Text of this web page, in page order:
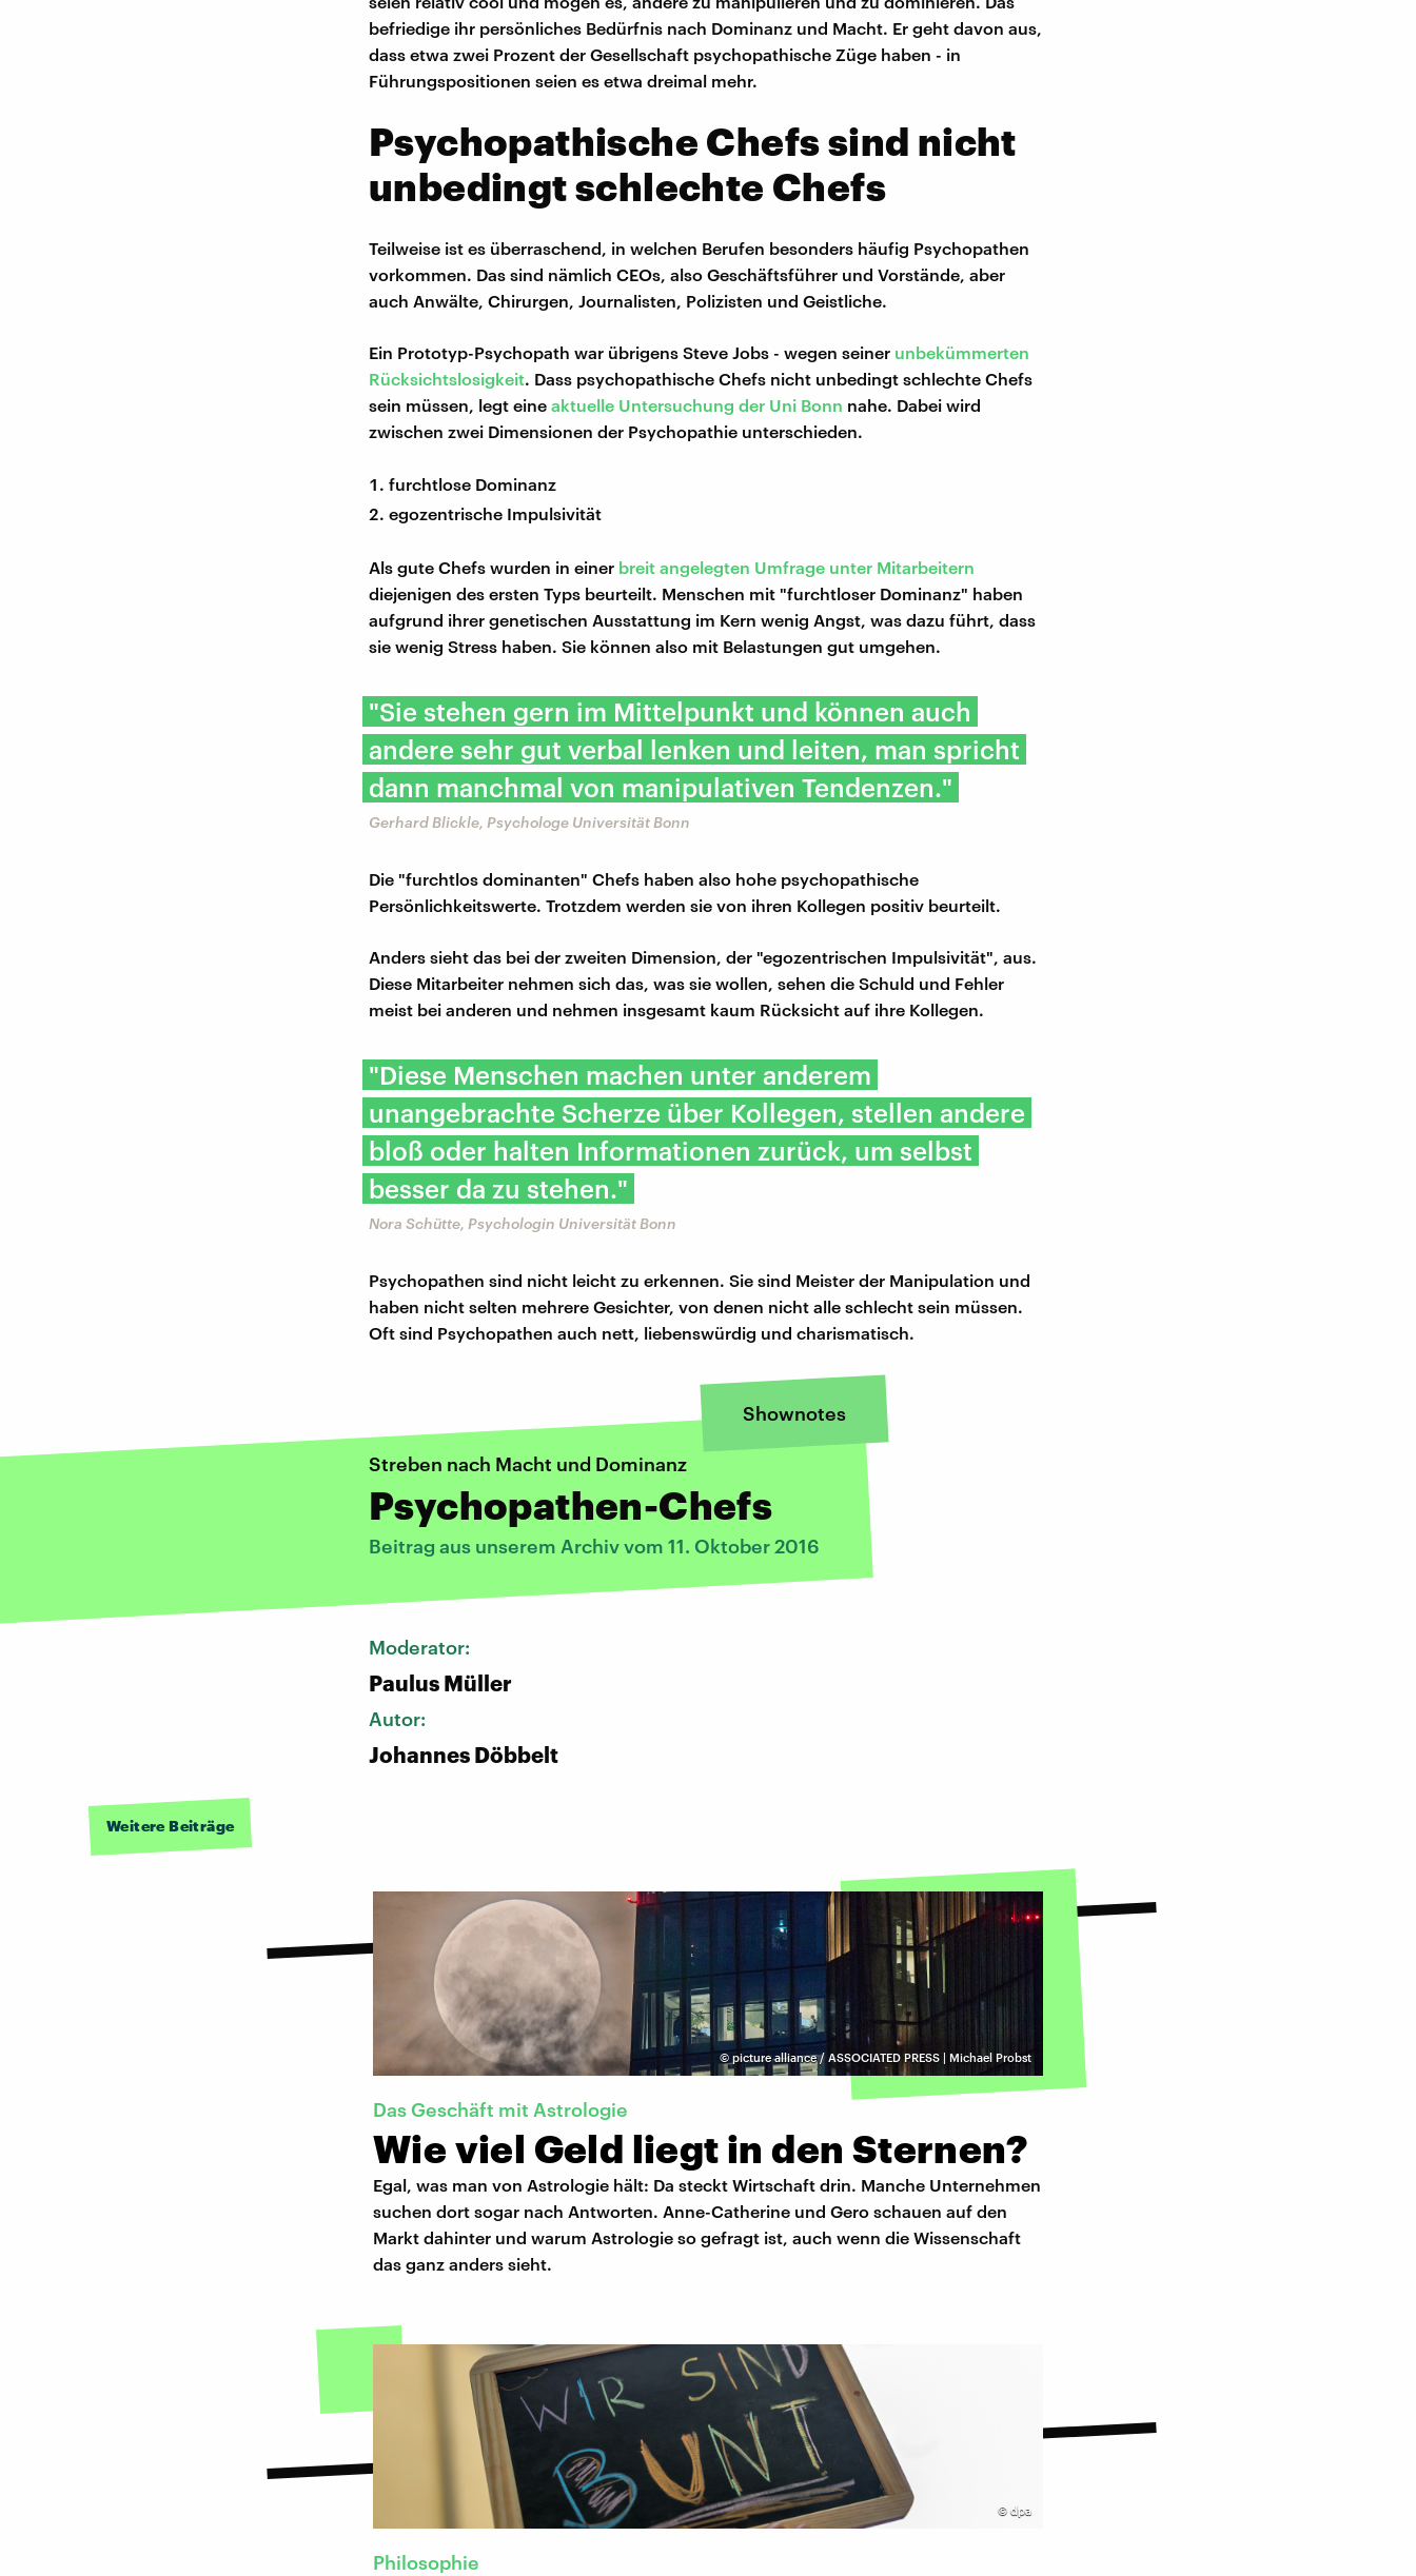
befriedige ihr persönliches Bedürfnis nach Dominanz und Macht. Er geht davon aus,
dass etwa zwei Prozent der Gesellschaft psychopathische Züge haben - in
Führungspositionen seien es etwa dreimal mehr.
Psychopathische Chefs sind nicht
unbedingt schlechte Chefs
Teilweise ist es überraschend, in welchen Berufen besonders häufig Psychopathen
vorkommen. Das sind nämlich CEOs, also Geschäftsführer und Vorstände, aber
auch Anwälte, Chirurgen, Journalisten, Polizisten und Geistliche.
Ein Prototyp-Psychopath war übrigens Steve Jobs - wegen seiner unbekümmerten
Rücksichtslosigkeit. Dass psychopathische Chefs nicht unbedingt schlechte Chefs
sein müssen, legt eine aktuelle Untersuchung der Uni Bonn nahe. Dabei wird
zwischen zwei Dimensionen der Psychopathie unterschieden.
furchtlose Dominanz
egozentrische Impulsivität
Als gute Chefs wurden in einer breit angelegten Umfrage unter Mitarbeitern
diejenigen des ersten Typs beurteilt. Menschen mit "furchtloser Dominanz" haben
aufgrund ihrer genetischen Ausstattung im Kern wenig Angst, was dazu führt, dass
sie wenig Stress haben. Sie können also mit Belastungen gut umgehen.
"Sie stehen gern im Mittelpunkt und können auch
andere sehr gut verbal lenken und leiten, man spricht
dann manchmal von manipulativen Tendenzen."
Gerhard Blickle, Psychologe Universität Bonn
Die "furchtlos dominanten" Chefs haben also hohe psychopathische
Persönlichkeitswerte. Trotzdem werden sie von ihren Kollegen positiv beurteilt.
Anders sieht das bei der zweiten Dimension, der "egozentrischen Impulsivität", aus.
Diese Mitarbeiter nehmen sich das, was sie wollen, sehen die Schuld und Fehler
meist bei anderen und nehmen insgesamt kaum Rücksicht auf ihre Kollegen.
"Diese Menschen machen unter anderem
unangebrachte Scherze über Kollegen, stellen andere
bloß oder halten Informationen zurück, um selbst
besser da zu stehen."
Nora Schütte, Psychologin Universität Bonn
Psychopathen sind nicht leicht zu erkennen. Sie sind Meister der Manipulation und
haben nicht selten mehrere Gesichter, von denen nicht alle schlecht sein müssen.
Oft sind Psychopathen auch nett, liebenswürdig und charismatisch.
Shownotes
Streben nach Macht und Dominanz
Psychopathen-Chefs
Beitrag aus unserem Archiv vom 11. Oktober 2016
Moderator:
Paulus Müller
Autor:
Johannes Döbbelt
Weitere Beiträge
© picture alliance / ASSOCIATED PRESS | Michael Probst
Das Geschäft mit Astrologie
Wie viel Geld liegt in den Sternen?
Egal, was man von Astrologie hält: Da steckt Wirtschaft drin. Manche Unternehmen
suchen dort sogar nach Antworten. Anne-Catherine und Gero schauen auf den
Markt dahinter und warum Astrologie so gefragt ist, auch wenn die Wissenschaft
das ganz anders sieht.
© dpa
Philosophie